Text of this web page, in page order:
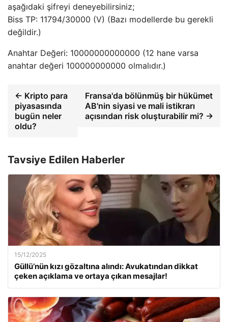
aşağıdaki şifreyi deneyebilirsiniz;
Biss TP: 11794/30000 (V) (Bazı modellerde bu gerekli
değildir.)
Anahtar Değeri: 10000000000000 (12 hane varsa
anahtar değeri 100000000000 olmalıdır.)
← Kripto para
piyasasında
bugün neler
oldu?
Fransa'da bölünmüş bir hükümet
AB'nin siyasi ve mali istikrarı
açısından risk oluşturabilir mi? →
Tavsiye Edilen Haberler
15/12/2025
Güllü’nün kızı gözaltına alındı: Avukatından dikkat
çeken açıklama ve ortaya çıkan mesajlar!